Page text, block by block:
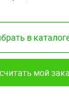
в
мой